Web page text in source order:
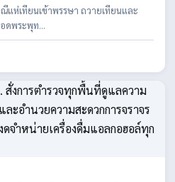
แห่เทียนเข้าพรรษา ถวายเทียนและ
ดพระพุท...